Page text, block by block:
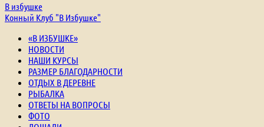
В избушке
Конный Клуб "В Избушке"
«В ИЗБУШКЕ»
НОВОСТИ
НАШИ КУРСЫ
РАЗМЕР БЛАГОДАРНОСТИ
ОТДЫХ В ДЕРЕВНЕ
РЫБАЛКА
ОТВЕТЫ НА ВОПРОСЫ
ФОТО